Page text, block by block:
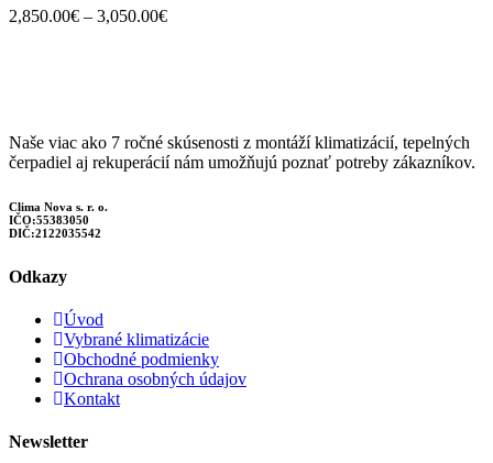
2,850.00€ – 3,050.00€Price
Naše viac ako 7 ročné skúsenosti z montáží klimatizácií, tepelných
čerpadiel aj rekuperácií nám umožňujú poznať potreby zákazníkov.
Clima Nova s. r. o.
IČO:55383050
DIČ:2122035542
Odkazy
Úvod
Vybrané klimatizácie
Obchodné podmienky
Ochrana osobných údajov
Kontakt
Newsletter